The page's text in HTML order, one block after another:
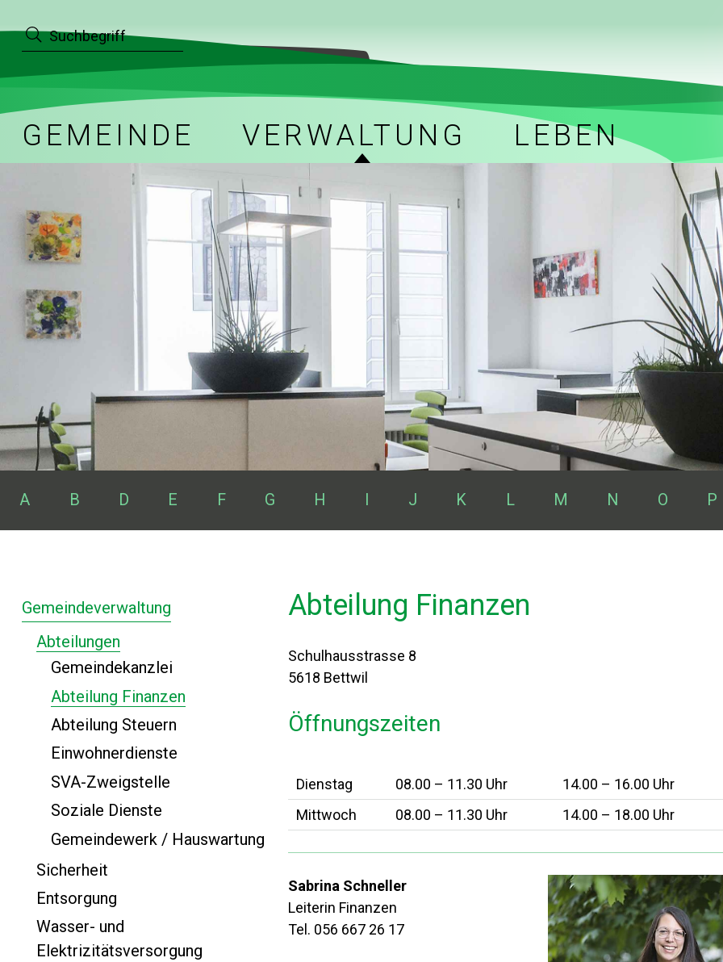
SchnellnavigationSuche starten
Hauptnavigation
GEMEINDE VERWALTUNG LEBEN
Seiten von A bis Z
Themen:
A B D E F G H J K L M N O P
Gemeindeverwaltung
Abteilungen
Gemeindekanzlei
Abteilung Finanzen
Abteilung Steuern
Einwohnerdienste
SVA-Zweigstelle
Soziale Dienste
Gemeindewerk / Hauswartung
Sicherheit
Entsorgung
Wasser- und
Elektrizitätsversorgung
Abteilung Finanzen
Schulhausstrasse 8
5618 Bettwil
Öffnungszeiten
Dienstag
08.00 – 11.30 Uhr 14.00 – 16.00 Uhr
Mittwoch
08.00 – 11.30 Uhr 14.00 – 18.00 Uhr
Sabrina Schneller
Leiterin Finanzen
Tel. 056 667 26 17